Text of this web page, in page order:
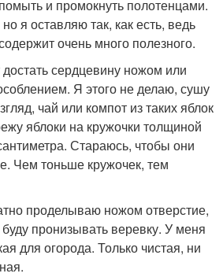
и промокнуть полотенцами.
я оставляю так, как есть, ведь
очень много полезного.
сердцевину ножом или
Я этого не делаю, сушу
чай или компот из таких яблок
яблоки на кружочки толщиной
Стараюсь, чтобы они
Чем тоньше кружочек, тем
проделываю ножом отверстие,
пронизывать веревку. У меня
для огорода. Только чистая, ни